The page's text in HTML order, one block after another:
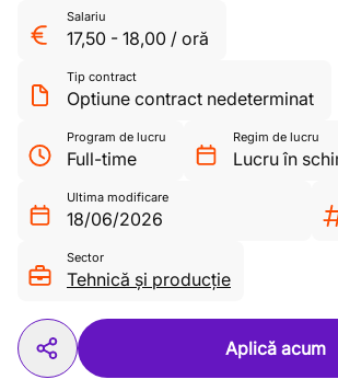
Salariu
17,50 - 18,00 / oră
Tip contract
Optiune contract nedeterminat
Program de lucru
Full-time
Regim de lucru
Lucru în
Ultima modificare
18/06/2026
Sector
Tehnică și producție
Aplică acum